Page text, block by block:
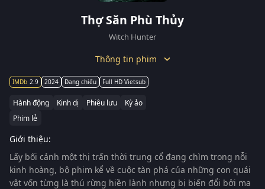
Thợ Săn Phù Thủy
Witch Hunter
Thông tin phim
2.9 2024 Đang chiếu Full HD Vietsub
Hành động Kinh dị Phiêu lưu
Kỳ ảo
Phim lẻ
Giới thiệu:
Lấy bối cảnh một thị trấn thời trung cổ đang chìm trong nỗi
kinh hoàng, bộ phim kể về cuộc tàn phá của những con quái
vật vốn từng là thú rừng hiền lành nhưng bị biến đổi bởi ma